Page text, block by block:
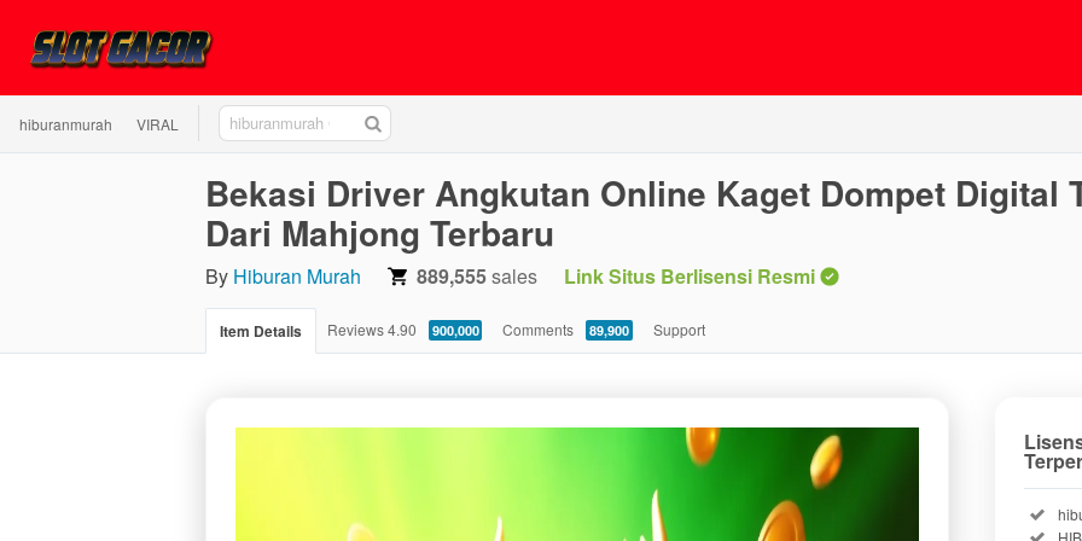
hiburanmurah VIRAL
GACOR
Bekasi Driver Angkutan Online Kaget Dompet Digital
Dari Mahjong Terbaru
By Hiburan Murah 889,555sales Link Situs Berlisensi Resmi
Item Details Reviews4.90 4.90
900,000 Comments 89,900 Support